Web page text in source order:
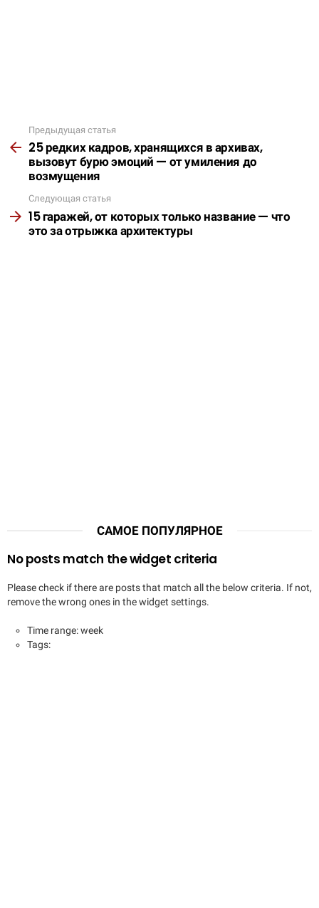
Подробнее
Предыдущая статья
25 редких кадров, хранящихся в архивах,
вызовут бурю эмоций — от умиления до
возмущения
Следующая статья
15 гаражей, от которых только название — что
это за отрыжка архитектуры
САМОЕ ПОПУЛЯРНОЕ
No posts match the widget criteria
Please check if there are posts that match all the below criteria. If not,
remove the wrong ones in the widget settings.
Time range: week
Tags: